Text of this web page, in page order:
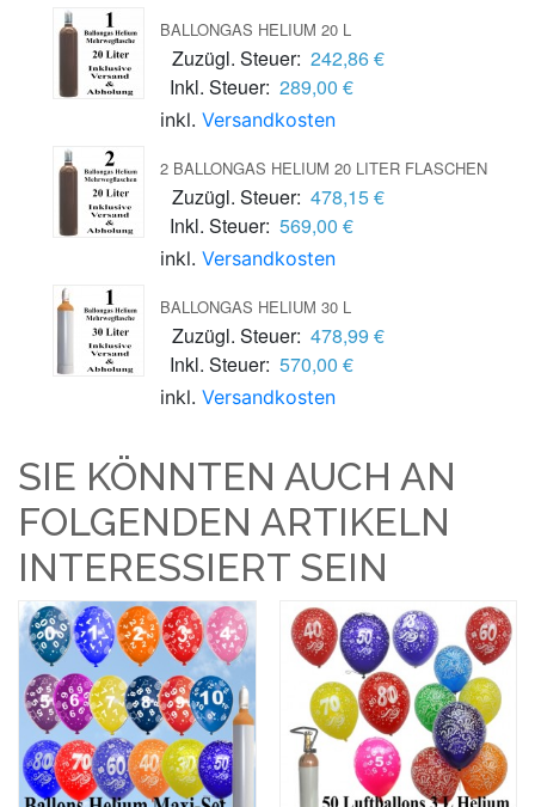
BALLONGAS HELIUM 20 L
Zuzügl. Steuer: 242,86 €
Inkl. Steuer: 289,00 €
inkl. Versandkosten
2 BALLONGAS HELIUM 20 LITER FLASCHEN
Zuzügl. Steuer: 478,15 €
Inkl. Steuer: 569,00 €
inkl. Versandkosten
BALLONGAS HELIUM 30 L
Zuzügl. Steuer: 478,99 €
Inkl. Steuer: 570,00 €
inkl. Versandkosten
SIE KÖNNTEN AUCH AN
FOLGENDEN ARTIKELN
INTERESSIERT SEIN